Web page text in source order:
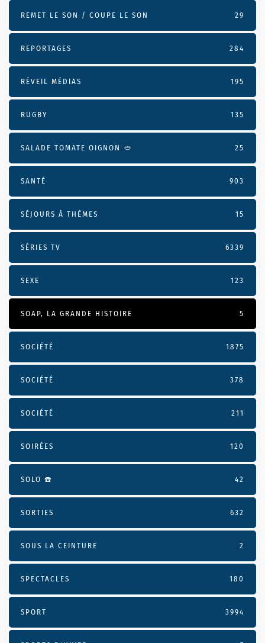
REMET LE SON / COUPE LE SON 29
REPORTAGES 284
RÉVEIL MÉDIAS 195
RUGBY 135
SALADE TOMATE OIGNON 🥙 25
SANTÉ 903
SÉJOURS À THÈMES 15
SÉRIES TV 6339
SEXE 123
SOAP, LA GRANDE HISTOIRE 5
SOCIÉTÉ 1875
SOCIÉTÉ 378
SOCIÉTÉ 211
SOIRÉES 120
SOLO ☎️ 42
SORTIES 632
SOUS LA CEINTURE 2
SPECTACLES 180
SPORT 3994